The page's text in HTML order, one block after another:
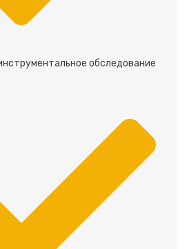
обследование